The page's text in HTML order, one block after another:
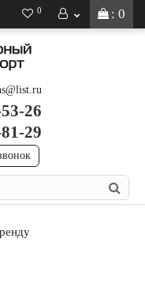
: 0
0
26
29